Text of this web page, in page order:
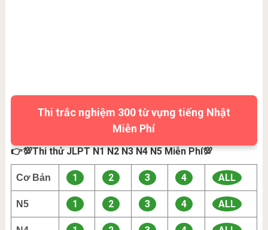
Thi trắc nghiệm 300 từ vựng tiếng Nhật
Miễn Phí
👉💯Thi thử JLPT N1 N2 N3 N4 N5 Miễn Phí💯
Cơ Bản 1 2 3 4 ALL
N5 1 2 3 4 ALL